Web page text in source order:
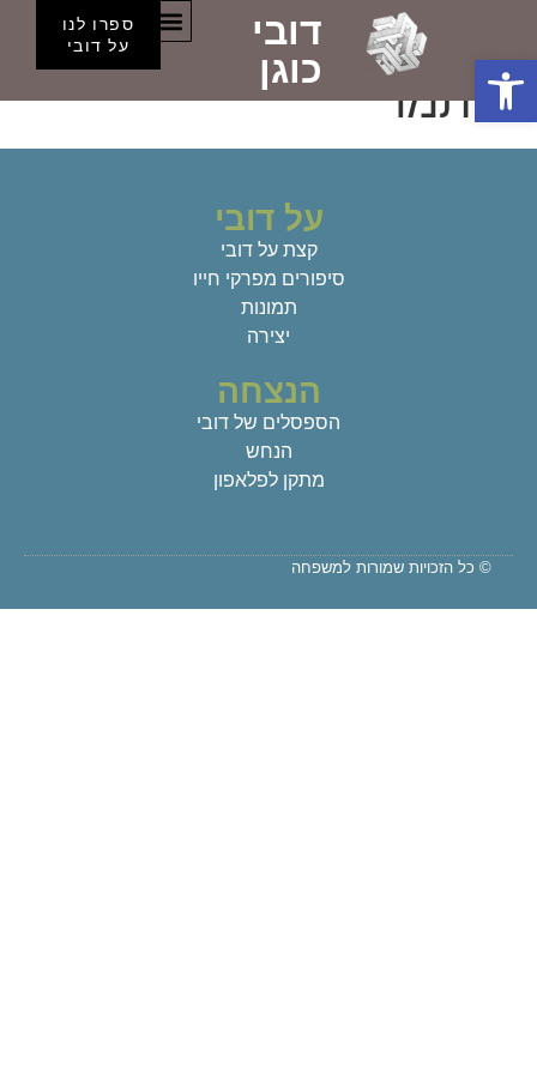
דובי
כוגן
ספרו לנו
על דובי
קטגוריה:
ישיבה גבוהה
איתמר
על דובי
קצת על דובי
סיפורים מפרקי חייו
תמונות
יצירה
הנצחה
הספסלים של דובי
הנחש
מתקן לפלאפון
© כל הזכויות שמורות למשפחה
פתח סרגל נגישות